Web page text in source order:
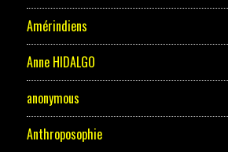
Amérindiens
Anne HIDALGO
anonymous
Anthroposophie